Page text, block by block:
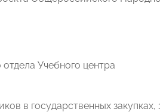
Учебного центра
в государственных закупках,